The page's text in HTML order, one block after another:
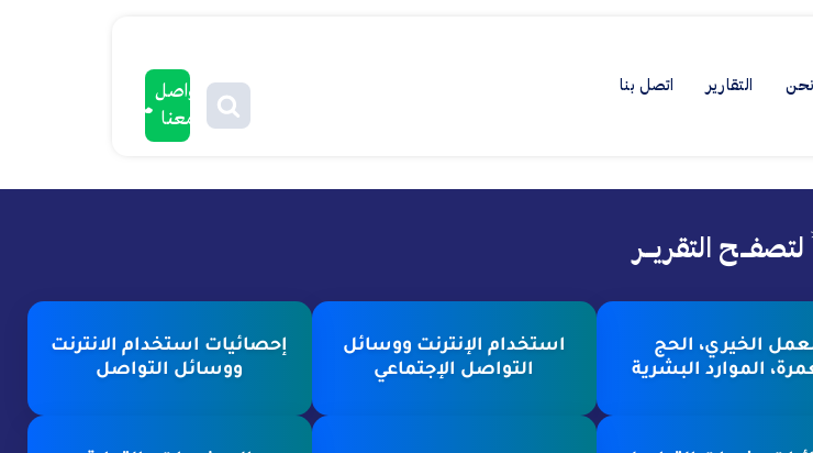
التقارير اتصل بنا
تواصل
معنا
لتصفــح التقريــر
الخيري، الحج
الموارد البشرية
استخدام الإنترنت ووسائل
التواصل الإجتماعي
إحصائيات استخدام الانترنت
ووسائل التواصل